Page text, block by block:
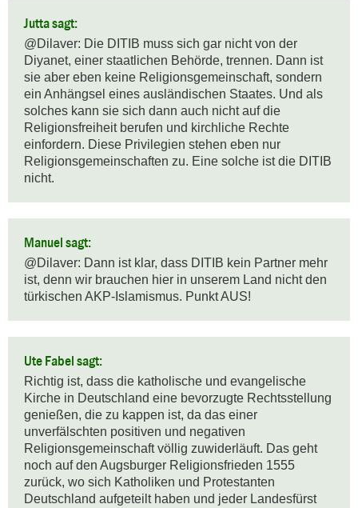
Jutta sagt:
@Dilaver: Die DITIB muss sich gar nicht von der
Diyanet, einer staatlichen Behörde, trennen. Dann ist
sie aber eben keine Religionsgemeinschaft, sondern
ein Anhängsel eines ausländischen Staates. Und als
solches kann sie sich dann auch nicht auf die
Religionsfreiheit berufen und kirchliche Rechte
einfordern. Diese Privilegien stehen eben nur
Religionsgemeinschaften zu. Eine solche ist die DITIB
nicht.
Manuel sagt:
@Dilaver: Dann ist klar, dass DITIB kein Partner mehr
ist, denn wir brauchen hier in unserem Land nicht den
türkischen AKP-Islamismus. Punkt AUS!
Ute Fabel sagt:
Richtig ist, dass die katholische und evangelische
Kirche in Deutschland eine bevorzugte Rechtsstellung
genießen, die zu kappen ist, da das einer
unverfälschten positiven und negativen
Religionsgemeinschaft völlig zuwiderläuft. Das geht
noch auf den Augsburger Religionsfrieden 1555
zurück, wo sich Katholiken und Protestanten
Deutschland aufgeteilt haben und jeder Landesfürst